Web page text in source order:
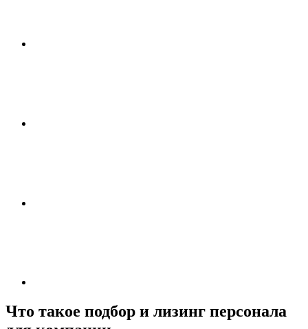
Что такое подбор и лизинг персонала